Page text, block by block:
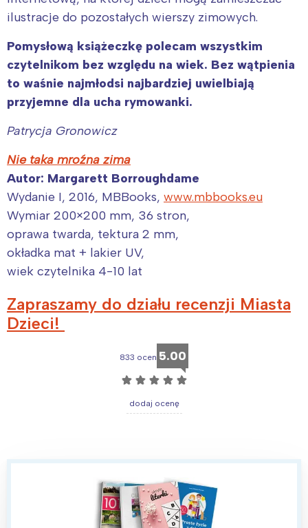
ilustracje do pozostałych wierszy zimowych.
Pomysłową książeczkę polecam wszystkim
czytelnikom bez względu na wiek. Bez wątpienia
to waśnie najmłodsi najbardziej uwielbiają
przyjemne dla ucha rymowanki.
Patrycja Gronowicz
Nie taka mroźna zima
Autor: Margarett Borroughdame
Wydanie I, 2016, MBBooks, www.mbbooks.eu
Wymiar 200×200 mm, 36 stron,
oprawa twarda, tektura 2 mm,
okładka mat + lakier UV,
wiek czytelnika 4-10 lat
Zapraszamy do działu recenzji Miasta
Dzieci!
833 ocen 5.00
☆ ☆ ☆ ☆ ☆
dodaj ocenę
Interesują mnie wydarzenia z
tego regionu:
Warszawa
Łódź
Trójmiasto
Poznań
Południe
Wszystkie
Wybieram